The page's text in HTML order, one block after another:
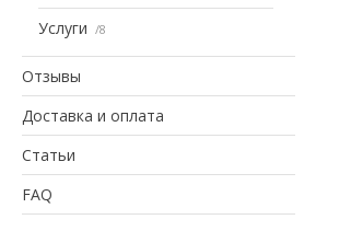
Услуги 8
Отзывы
Доставка и оплата
Статьи
FAQ